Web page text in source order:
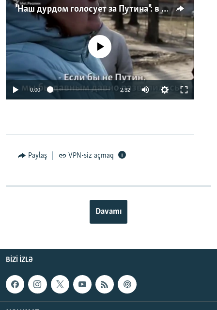
"Наш дурдом голосует за Путина": в Казани прошел арт-пикет "Открытой России"
No media source currently available
0:00 2:32
Paylaş VPN-siz açmaq
Davamı
BIZI IZLƏ